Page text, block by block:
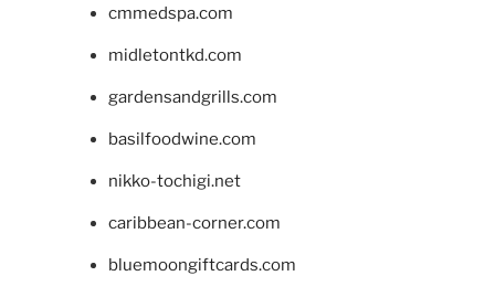
cmmedspa.com
midletontkd.com
gardensandgrills.com
basilfoodwine.com
nikko-tochigi.net
caribbean-corner.com
bluemoongiftcards.com